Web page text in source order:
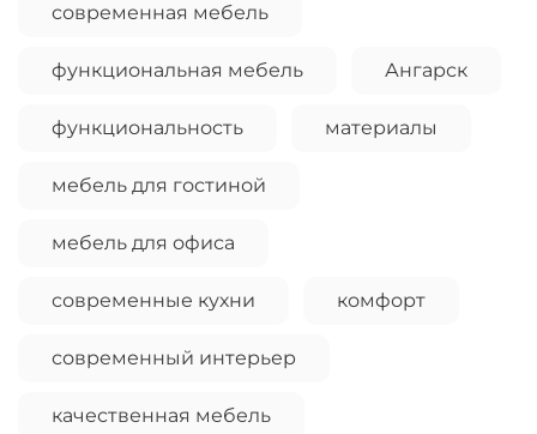
современная мебель
функциональная мебель Ангарск
функциональность материалы
мебель для гостиной
мебель для офиса
современные кухни комфорт
современный интерьер
качественная мебель
любого банка
выбранный способом
Оставшиеся
списываться
25 % каждые 2 недели
Подробнее
об оплате Плайтом